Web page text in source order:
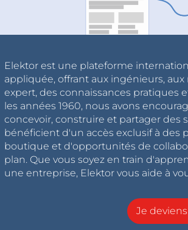
Elektor est une plateforme
appliquée, offrant aux ingénieurs,
expert, des connaissances pratiques
les années 1960, nous avons
concevoir, construire et partager des
bénéficient d'un accès exclusif à des
boutique et d'opportunités de
plan. Que vous soyez en train
une entreprise, Elektor vous aide à
Je